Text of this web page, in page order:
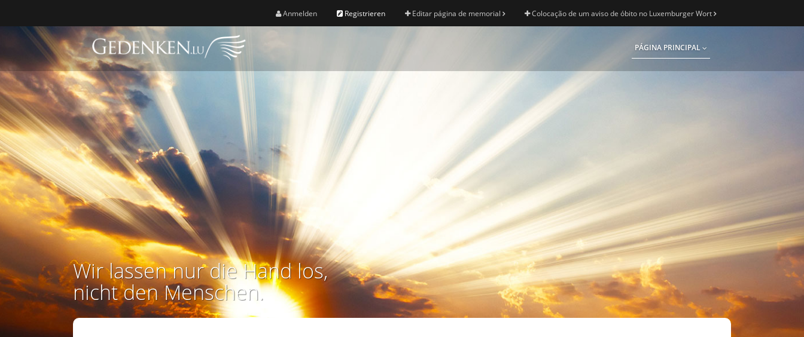
Anmelden Registrieren Editar página de memorial Colocação de um aviso de óbito no Luxemburger Wort
PÁGINA PRINCIPAL
Wir lassen nur die Hand los,
nicht den Menschen.